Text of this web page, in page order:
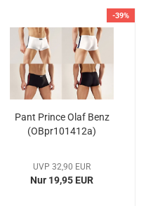
-39%
Pant Prince Olaf Benz
(OBpr101412a)
UVP 32,90 EUR
Nur 19,95 EUR